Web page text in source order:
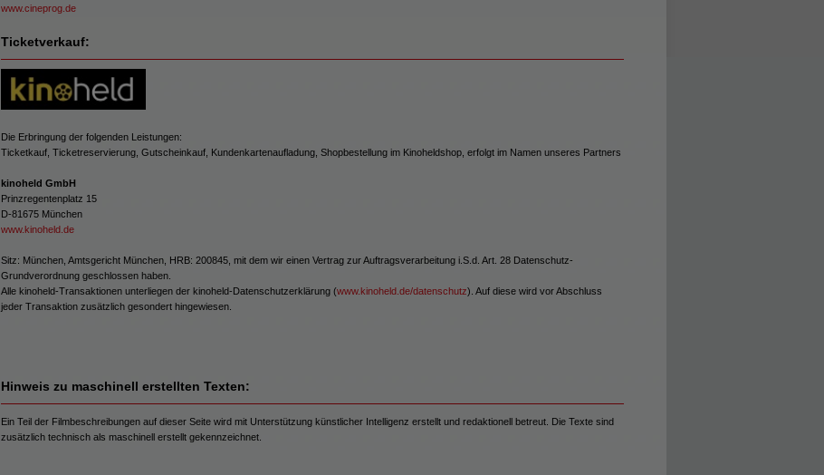
www.cineprog.de
Ticketverkauf:
Die Erbringung der folgenden Leistungen:
Ticketkauf, Ticketreservierung, Gutscheinkauf, Kundenkartenaufladung, Shopbestellung im Kinoheldshop, erfolgt im Namen unseres Partners
kinoheld GmbH
Prinzregentenplatz 15
D-81675 München
www.kinoheld.de
Sitz: München, Amtsgericht München, HRB: 200845, mit dem wir einen Vertrag zur Auftragsverarbeitung i.S.d. Art. 28 Datenschutz-
Grundverordnung geschlossen haben.
Alle kinoheld-Transaktionen unterliegen der kinoheld-Datenschutzerklärung (www.kinoheld.de/datenschutz). Auf diese wird vor Abschluss
jeder Transaktion zusätzlich gesondert hingewiesen.
Hinweis zu maschinell erstellten Texten:
Ein Teil der Filmbeschreibungen auf dieser Seite wird mit Unterstützung künstlicher Intelligenz erstellt und redaktionell betreut. Die Texte sind
zusätzlich technisch als maschinell erstellt gekennzeichnet.